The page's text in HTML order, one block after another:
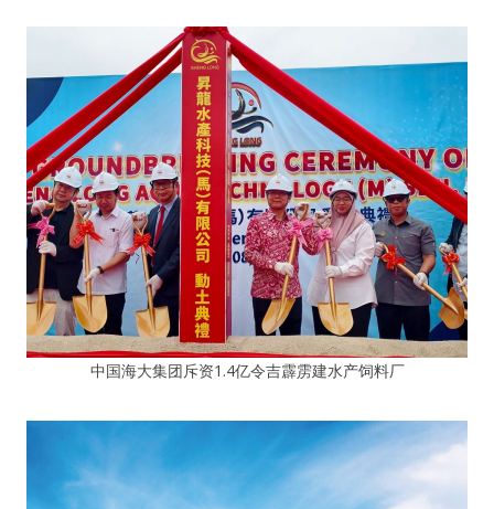
中国海大集团斥资1.4亿令吉霹雳建水产饲料厂